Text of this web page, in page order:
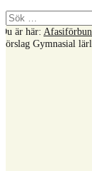
Sök
efter:
Du är här:
Förslag Gymnasial